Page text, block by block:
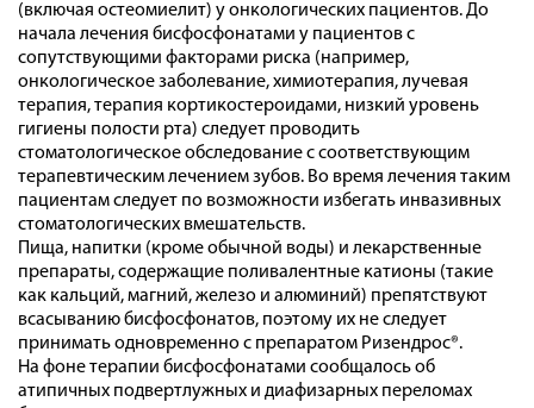
(включая остеомиелит) у онкологических пациентов. До
начала лечения бисфосфонатами у пациентов с
сопутствующими факторами риска (например,
онкологическое заболевание, химиотерапия, лучевая
терапия, терапия кортикостероидами, низкий уровень
гигиены полости рта) следует проводить
стоматологическое обследование с соответствующим
терапевтическим лечением зубов. Во время лечения таким
пациентам следует по возможности избегать инвазивных
стоматологических вмешательств.
Пища, напитки (кроме обычной воды) и лекарственные
препараты, содержащие поливалентные катионы (такие
как кальций, магний, железо и алюминий) препятствуют
всасыванию бисфосфонатов, поэтому их не следует
принимать одновременно с препаратом Ризендрос®.
На фоне терапии бисфосфонатами сообщалось об
атипичных подвертлужных и диафизарных переломах